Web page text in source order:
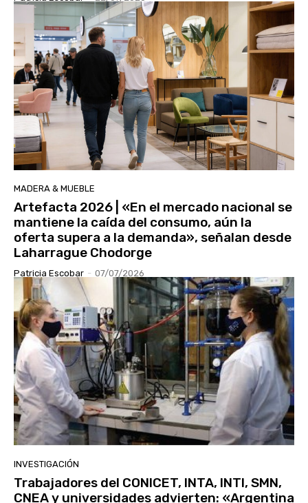
MADERA & MUEBLE
Artefacta 2026 | «En el mercado nacional se
mantiene la caída del consumo, aún la
oferta supera a la demanda», señalan desde
Laharrague Chodorge
Patricia Escobar - 07/07/2026
INVESTIGACIÓN
Trabajadores del CONICET, INTA, INTI, SMN,
CNEA y universidades advierten: «Argentina